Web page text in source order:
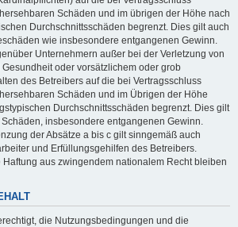
Schäden und im übrigen der Höhe nach
Durchschnittsschäden begrenzt. Dies gilt auch
wie insbesondere entgangenen Gewinn.
Unternehmern außer bei der Verletzung von
oder vorsätzlichem oder grob
des Betreibers auf die bei Vertragsschluss
Schäden und im Übrigen der Höhe
Durchschnittsschäden begrenzt. Dies gilt
insbesondere entgangenen Gewinn.
der Absätze a bis c gilt sinngemäß auch
und Erfüllungsgehilfen des Betreibers.
Haftung aus zwingendem nationalem Recht bleiben
die Nutzungsbedingungen und die